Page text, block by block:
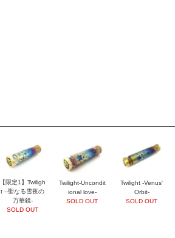
【限定1】Twiligh
t --聖なる雪夜の
万華鏡-
SOLD OUT
Twilight-Uncondit
ional love-
SOLD OUT
Twilight -Venus'
Orbit-
SOLD OUT